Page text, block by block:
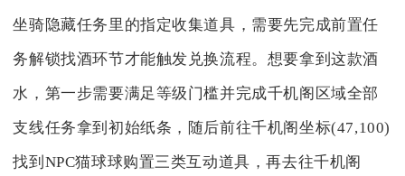
坐骑隐藏任务里的指定收集道具，需要先完成前置任
务解锁找酒环节才能触发兑换流程。想要拿到这款酒
水，第一步需要满足等级门槛并完成千机阁区域全部
支线任务拿到初始纸条，随后前往千机阁坐标(47,100)
找到NPC猫球球购置三类互动道具，再去往千机阁